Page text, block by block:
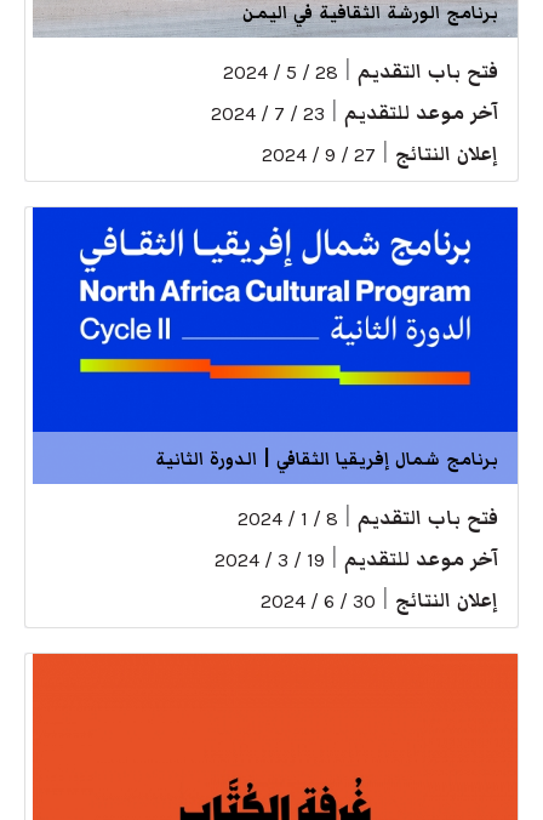
برنامج الورشة الثقافية في اليمن
فتح باب التقديم 28 / 5 / 2024
آخر موعد للتقديم 23 / 7 / 2024
إعلان النتائج 27 / 9 / 2024
برنامج شمال إفريقيا الثقافي | الدورة الثانية
فتح باب التقديم 8 / 1 / 2024
آخر موعد للتقديم 19 / 3 / 2024
إعلان النتائج 30 / 6 / 2024